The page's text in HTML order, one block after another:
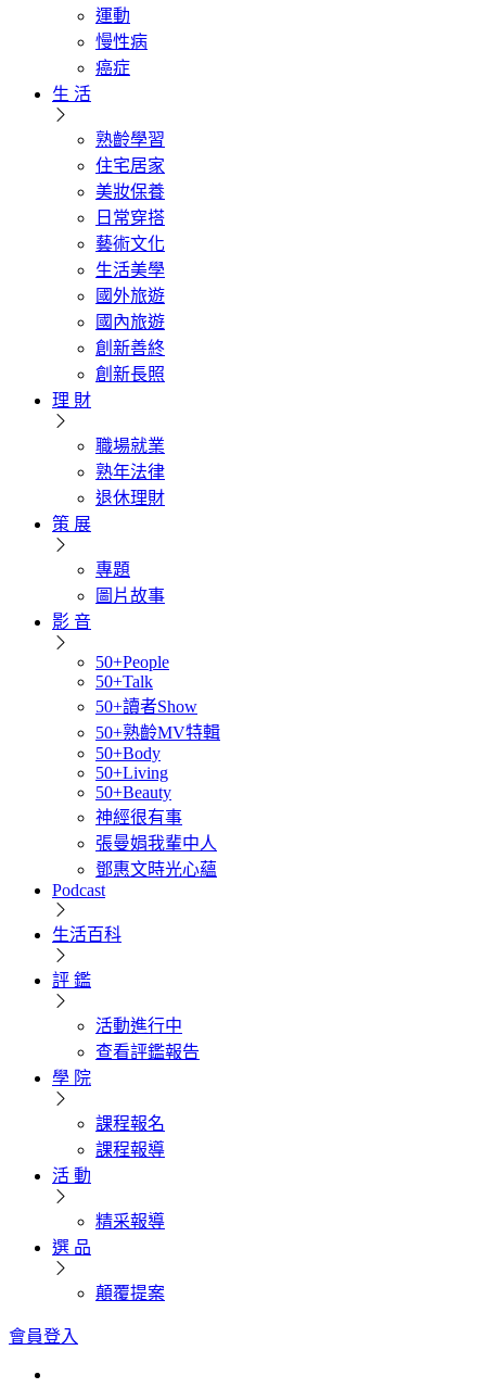
運動
慢性病
癌症
生 活
熟齡學習
住宅居家
美妝保養
日常穿搭
藝術文化
生活美學
國外旅遊
國內旅遊
創新善終
創新長照
理 財
職場就業
熟年法律
退休理財
策 展
專題
圖片故事
影 音
50+People
50+Talk
50+讀者Show
50+熟齡MV特輯
50+Body
50+Living
50+Beauty
神經很有事
張曼娟我輩中人
鄧惠文時光心蘊
Podcast
生活百科
評 鑑
活動進行中
查看評鑑報告
學 院
課程報名
課程報導
活 動
精采報導
選 品
顛覆提案
會員登入